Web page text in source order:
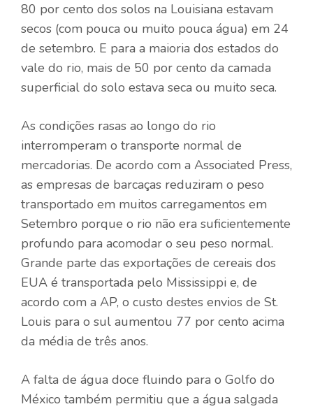
80 por cento dos solos na Louisiana estavam
secos (com pouca ou muito pouca água) em 24
de setembro. E para a maioria dos estados do
vale do rio, mais de 50 por cento da camada
superficial do solo estava seca ou muito seca.
As condições rasas ao longo do rio
interromperam o transporte normal de
mercadorias. De acordo com a Associated Press,
as empresas de barcaças reduziram o peso
transportado em muitos carregamentos em
Setembro porque o rio não era suficientemente
profundo para acomodar o seu peso normal.
Grande parte das exportações de cereais dos
EUA é transportada pelo Mississippi e, de
acordo com a AP, o custo destes envios de St.
Louis para o sul aumentou 77 por cento acima
da média de três anos.
A falta de água doce fluindo para o Golfo do
México também permitiu que a água salgada